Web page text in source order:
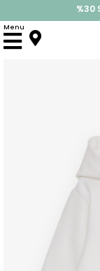
%30
Menu
Anasayfa